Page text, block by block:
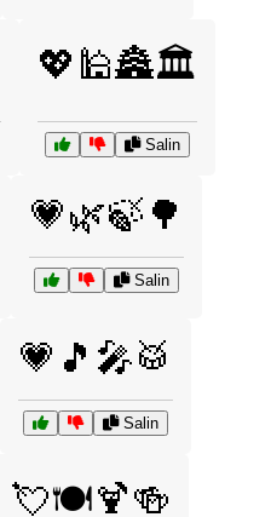
💖🕌🏯🏛️
Salin
💗🌿🍃🌳
Salin
💗🎵🎤🥁
Salin
💘🍽️🍹🍻